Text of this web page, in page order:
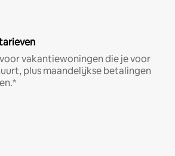
vakantiewoningen die je voor
plus maandelijkse betalingen